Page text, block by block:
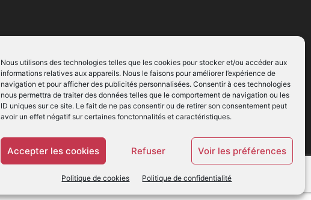
Nous utilisons des technologies telles que les cookies pour stocker et/ou accéder aux
informations relatives aux appareils. Nous le faisons pour améliorer l’expérience de
navigation et pour afficher des publicités personnalisées. Consentir à ces technologies
nous permettra de traiter des données telles que le comportement de navigation ou les
ID uniques sur ce site. Le fait de ne pas consentir ou de retirer son consentement peut
avoir un effet négatif sur certaines fonctonnalités et caractéristiques.
Accepter les cookies Refuser Voir les préférences
Politique de cookies Politique de confidentialité
SUIVEZ NOUS